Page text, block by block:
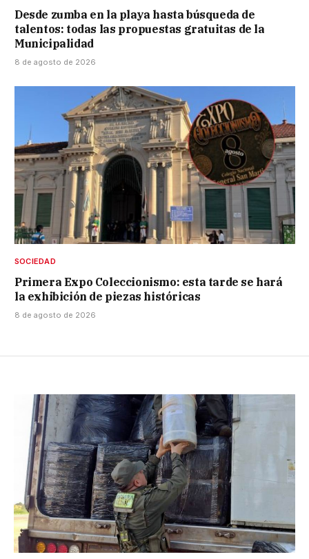
Desde zumba en la playa hasta búsqueda de
talentos: todas las propuestas gratuitas de la
Municipalidad
8 de agosto de 2026
SOCIEDAD
Primera Expo Coleccionismo: esta tarde se hará
la exhibición de piezas históricas
8 de agosto de 2026